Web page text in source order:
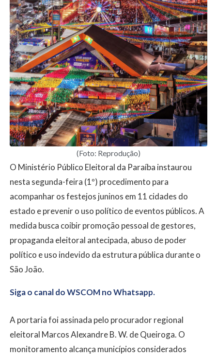
(Foto: Reprodução)
O Ministério Público Eleitoral da Paraíba instaurou
nesta segunda-feira (1º) procedimento para
acompanhar os festejos juninos em 11 cidades do
estado e prevenir o uso político de eventos públicos. A
medida busca coibir promoção pessoal de gestores,
propaganda eleitoral antecipada, abuso de poder
político e uso indevido da estrutura pública durante o
São João.
Siga o canal do WSCOM no Whatsapp.
A portaria foi assinada pelo procurador regional
eleitoral Marcos Alexandre B. W. de Queiroga. O
monitoramento alcança municípios considerados